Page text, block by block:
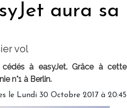
aura sa
vol
à easyJet. Grâce à cette
n°1 à Berlin.
le Lundi 30 Octobre 2017 à 20:45